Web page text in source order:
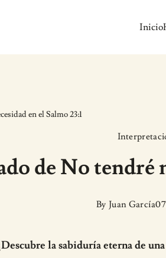
Inicio
en el Salmo 23:1
de No tendré
By Juan García
la sabiduría eterna de